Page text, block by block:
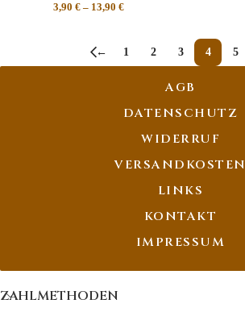
3,90 €– 13,90 €
← 1 2 3 4 5
AGB
DATENSCHUTZ
WIDERRUF
VERSANDKOSTEN
LINKS
KONTAKT
IMPRESSUM
ZAHLMETHODEN